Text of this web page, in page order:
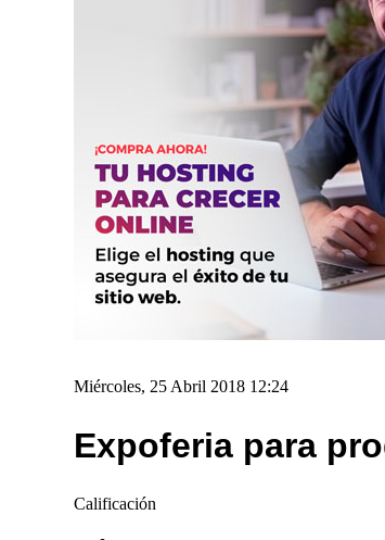
Miércoles, 25 Abril 2018 12:24
Expoferia para
Calificación